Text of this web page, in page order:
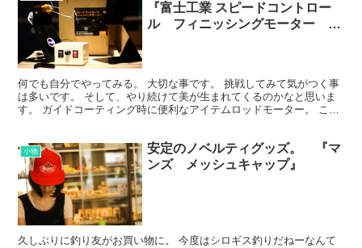
『富士工業 スピードコントロー
ル フィニッシングモーター
何でも自分でやってみる。 大切な事です。 挑戦してみて気がつく事
は多いです。 そして、やり続けて美が生まれてくるのかなと思いま
す。 ガイドコーティング時に便利なアイテムロッドモーター。 これ
小物
安定のノベルティグッズ。 『マ
ンズ メッシュキャップ』
久しぶりに釣り友がお買い物に。 今度はシロギス釣りだねーなんて